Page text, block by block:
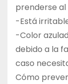
prenderse al
-Está
-Color
debido a la
caso
Cómo